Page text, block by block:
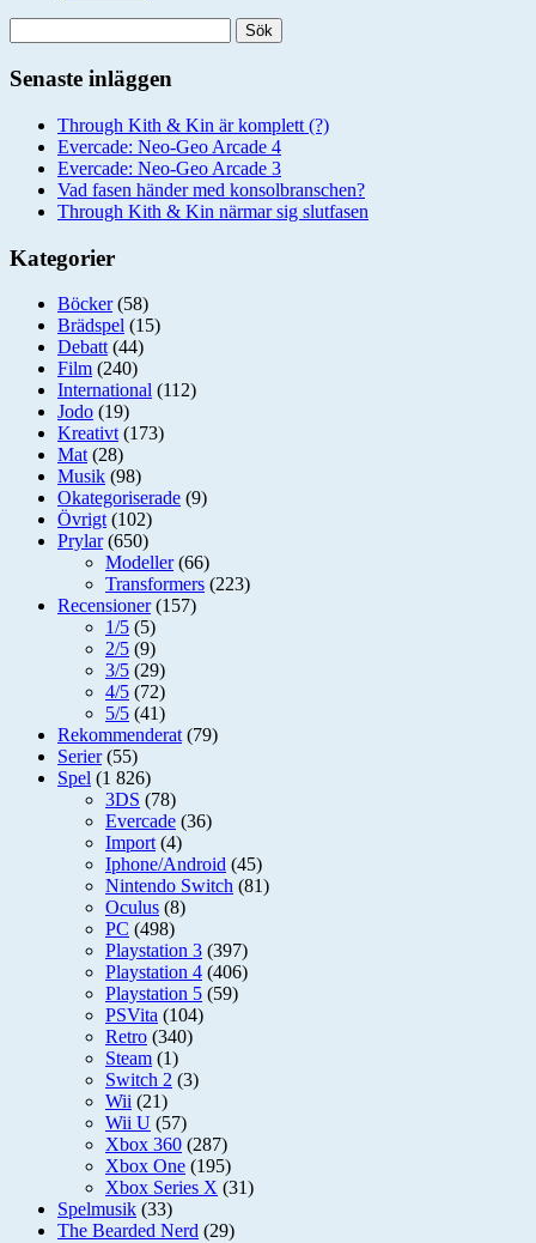
efter:
Senaste inläggen
Through Kith & Kin är komplett (?)
Evercade: Neo-Geo Arcade 4
Evercade: Neo-Geo Arcade 3
Vad fasen händer med konsolbranschen?
Through Kith & Kin närmar sig slutfasen
Kategorier
Böcker(58)
Brädspel (15)
Debatt (44)
Film (240)
International (112)
Jodo (19)
Kreativt (173)
Mat (28)
Musik (98)
Okategoriserade (9)
Övrigt (102)
Prylar(650)
Modeller(66)
Transformers (223)
Recensioner(157)
1/5 (5)
2/5 (9)
3/5 (29)
4/5 (72)
5/5 (41)
Rekommenderat (79)
Serier(55)
Spel (1 826)
3DS (78)
Evercade (36)
Import (4)
Iphone/Android (45)
Nintendo Switch (81)
Oculus (8)
PC (498)
Playstation 3 (397)
Playstation 4 (406)
Playstation 5 (59)
PSVita (104)
Retro (340)
Steam (1)
Switch 2 (3)
Wii (21)
Wii U (57)
Xbox 360 (287)
Xbox One (195)
Xbox Series X (31)
Spelmusik (33)
The Bearded Nerd (29)